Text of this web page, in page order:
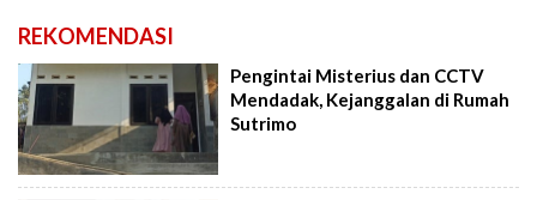
REKOMENDASI
Pengintai Misterius dan CCTV
Mendadak, Kejanggalan di Rumah
Sutrimo